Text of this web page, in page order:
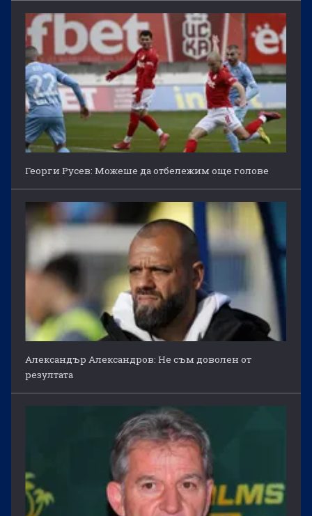
Георги Русев: Можеше да отбележим още голове
Александър Александров: Не съм доволен от
резултата